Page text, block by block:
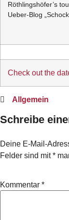
Röthlingshöfer’s
Ueber-Blog
Check out the
Allgemein
Schreibe
Deine E-Mail-
Felder sind mit*
Kommentar *